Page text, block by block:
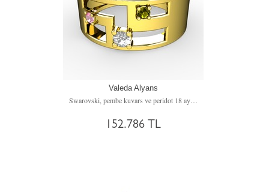
Valeda Alyans
Swarovski, pembe kuvars ve peridot 18 ayar altın yüzük
152.786 TL